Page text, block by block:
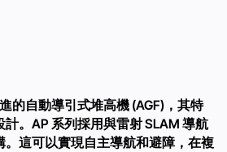
的自動導引式堆高機 (AGF)，其特
。AP 系列採用與雷射 SLAM 導航
。這可以實現自主導航和避障，在複